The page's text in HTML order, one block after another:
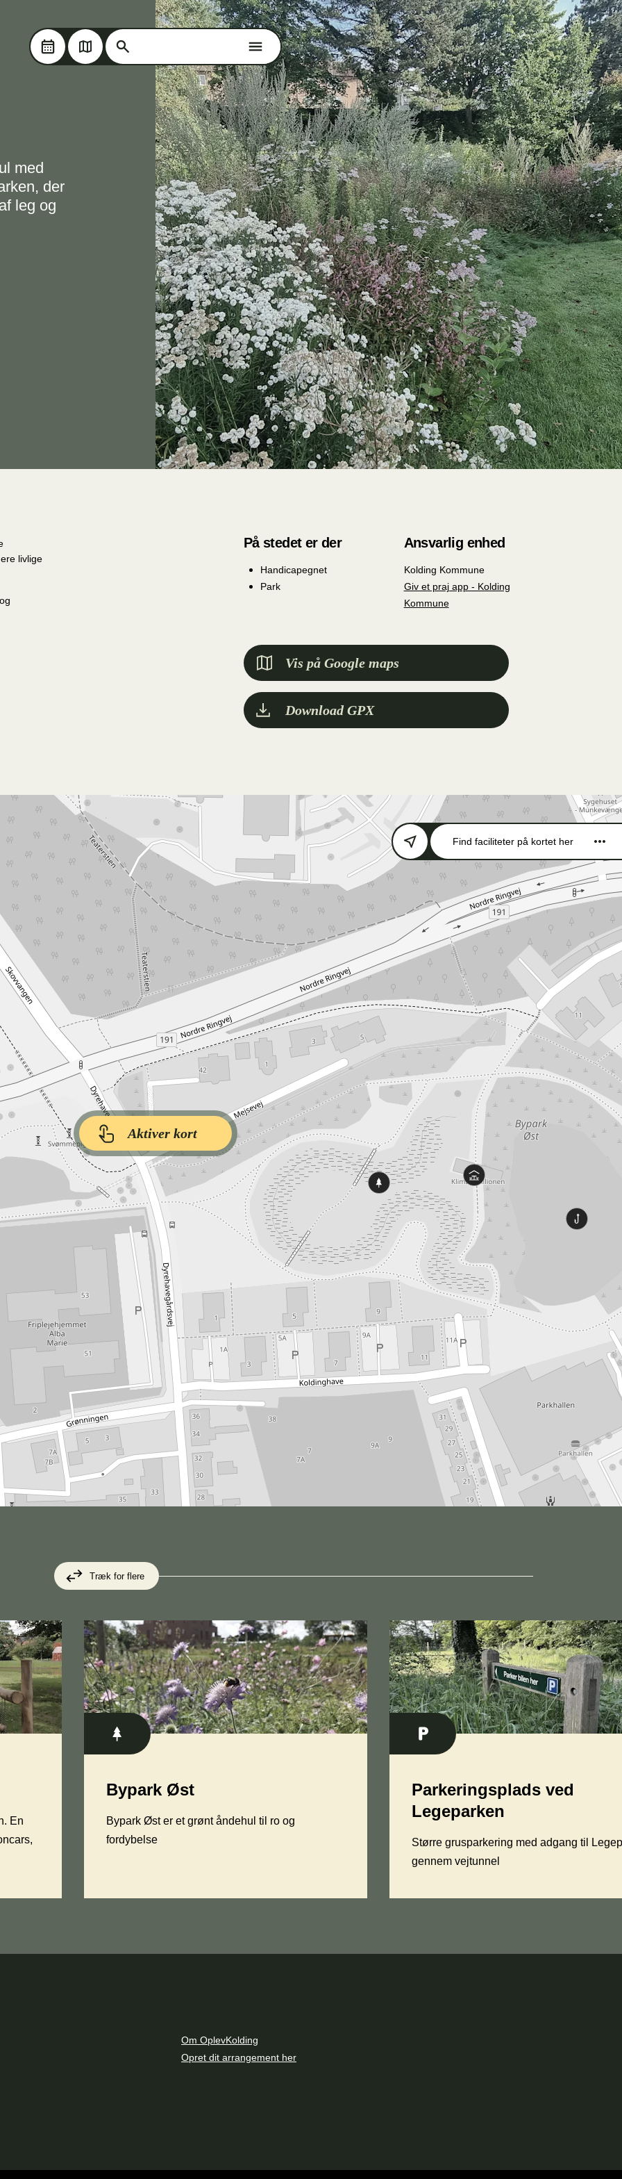
Skip til hovedindholdet
Søg på Oplev Kolding
Søg på Oplev Kolding
med
der
leg og
livlige
På stedet er der
Handicapegnet
Park
Ansvarlig enhed
Kolding Kommune
Giv et praj app - Kolding
Kommune
Vis på Google maps
Download GPX
Find faciliteter på kortet her
Aktiver kort
Træk for flere
En
Bypark Øst
Bypark Øst er et grønt åndehul til ro og
fordybelse
Parkeringsplads ved
Legeparken
Større grusparkering med adgang til
gennem vejtunnel
Om OplevKolding
Opret dit arrangement her